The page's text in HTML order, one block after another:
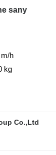
sany
m/h
kg
Co.,Ltd